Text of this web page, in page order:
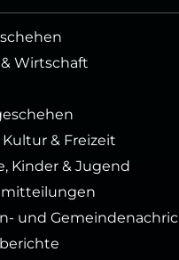
Wirtschaft
& Freizeit
Kinder & Jugend
und